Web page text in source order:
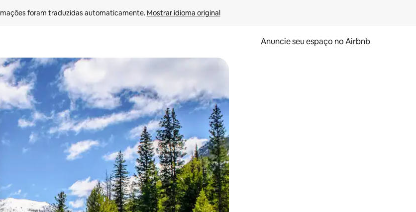
foram traduzidas automaticamente. Mostrar idioma original
Anuncie seu espaço no Airbnb